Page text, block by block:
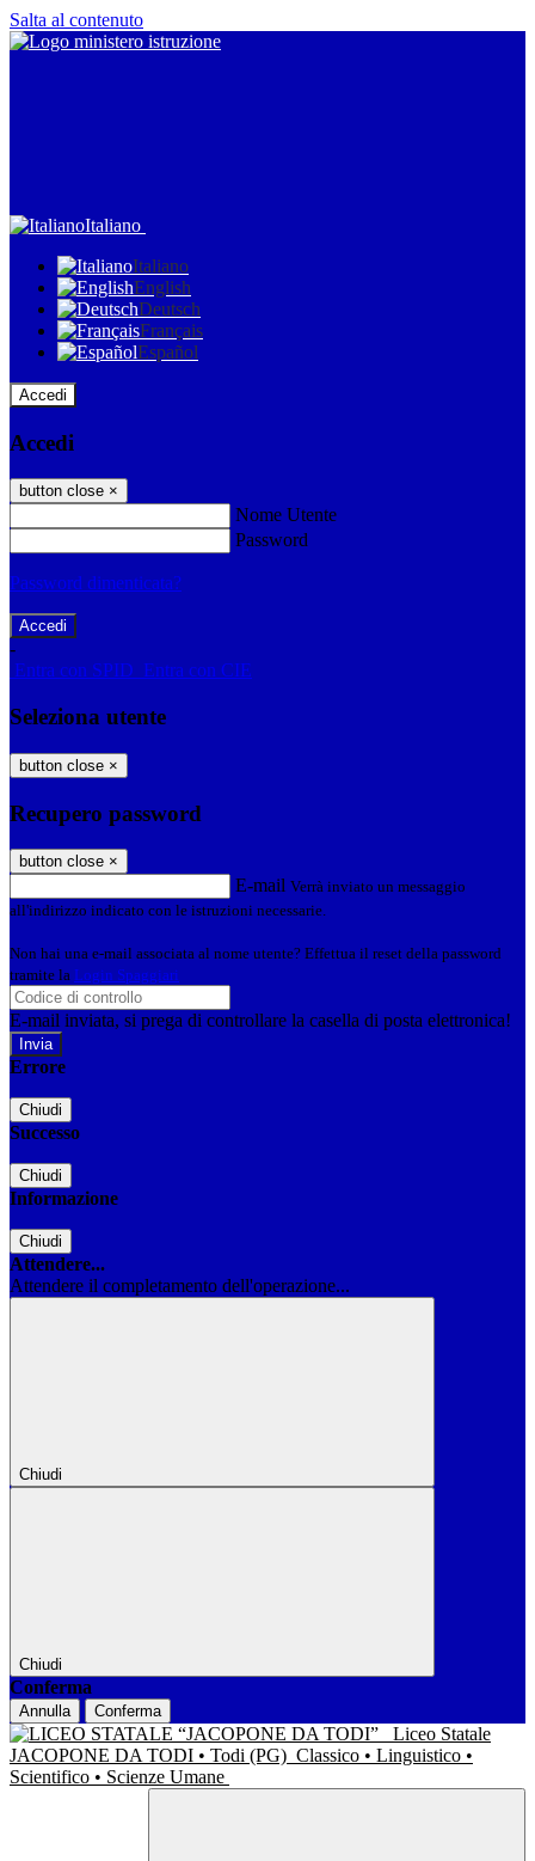
Salta al contenuto
Italiano
Italiano
English
Deutsch
Français
Español
Accedi
Accedi
button close ×
Nome Utente
Password
Password dimenticata?
-
Entra con SPID Entra con CIE
Seleziona utente
button close ×
Recupero password
button close ×
E-mail Verrà inviato un messaggio
all'indirizzo indicato con le istruzioni necessarie.
Non hai una e-mail associata al nome utente? Effettua il reset della password
tramite la Login Spaggiari
E-mail inviata, si prega di controllare la casella di posta elettronica!
Errore
Chiudi
Successo
Chiudi
Informazione
Chiudi
Attendere...
Attendere il completamento dell'operazione...
Chiudi
Chiudi
Conferma
Annulla Conferma
Liceo Statale
JACOPONE DA TODI • Todi (PG) Classico • Linguistico •
Scientifico • Scienze Umane